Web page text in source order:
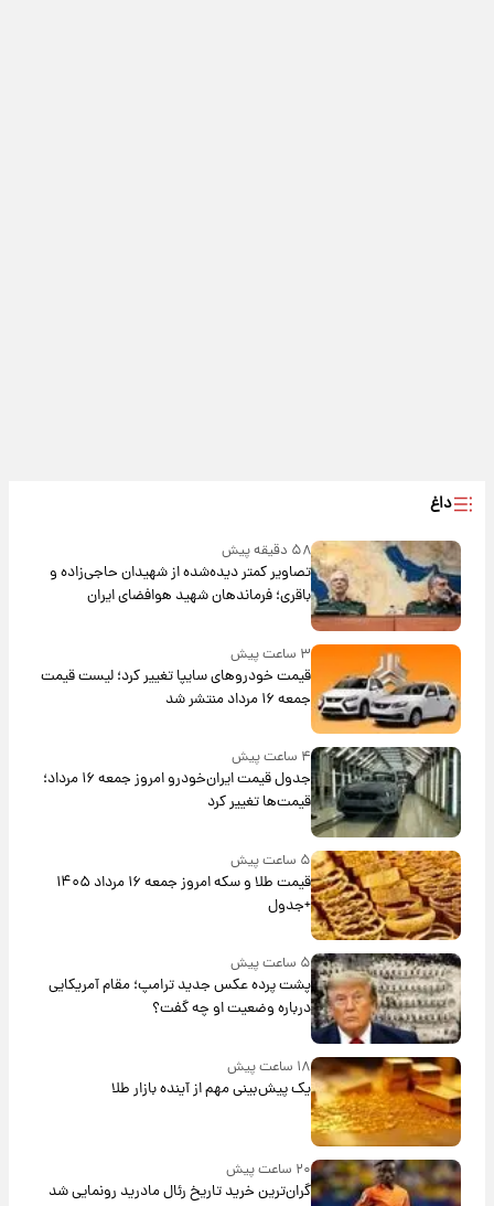
داغ
۵۸ دقیقه پیش
تصاویر کمتر دیده‌شده از شهیدان حاجی‌زاده و
باقری؛ فرماندهان شهید هوافضای ایران
۳ ساعت پیش
قیمت خودروهای سایپا تغییر کرد؛ لیست قیمت
جمعه ۱۶ مرداد منتشر شد
۴ ساعت پیش
جدول قیمت ایران‌خودرو امروز جمعه ۱۶ مرداد؛
قیمت‌ها تغییر کرد
۵ ساعت پیش
قیمت طلا و سکه امروز جمعه ۱۶ مرداد ۱۴۰۵
+جدول
۵ ساعت پیش
پشت پرده عکس جدید ترامپ؛ مقام آمریکایی
درباره وضعیت او چه گفت؟
۱۸ ساعت پیش
یک پیش‌بینی مهم از آینده بازار طلا
۲۰ ساعت پیش
گران‌ترین خرید تاریخ رئال مادرید رونمایی شد